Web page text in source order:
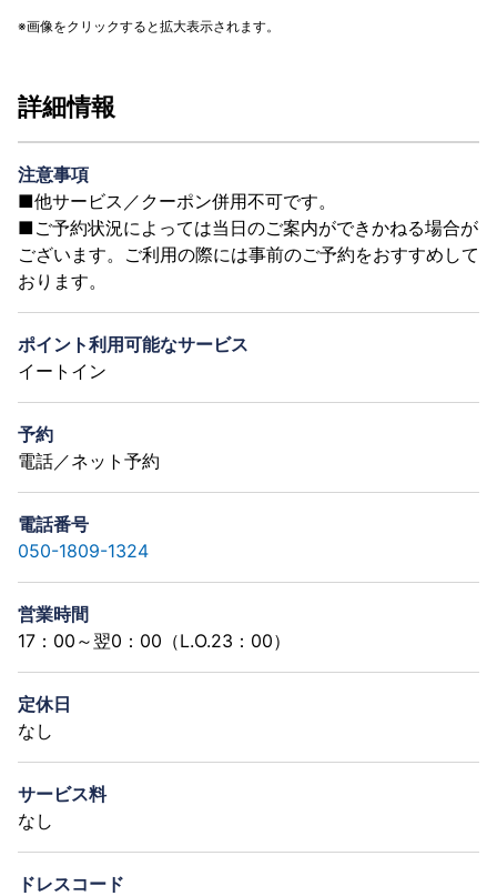
画像をクリックすると拡大表示されます。
詳細情報
注意事項
■他サービス／クーポン併用不可です。
■ご予約状況によっては当日のご案内ができかねる場合が
ございます。ご利用の際には事前のご予約をおすすめして
おります。
ポイント利用可能なサービス
イートイン
予約
電話／ネット予約
電話番号
050-1809-1324
営業時間
17：00～翌0：00（L.O.23：00）
定休日
なし
サービス料
なし
ドレスコード